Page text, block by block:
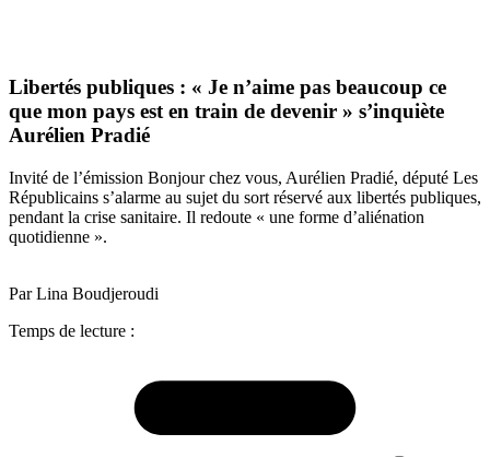
Libertés publiques : « Je n’aime pas beaucoup ce
que mon pays est en train de devenir » s’inquiète
Aurélien Pradié
Invité de l’émission Bonjour chez vous, Aurélien Pradié, député Les
Républicains s’alarme au sujet du sort réservé aux libertés publiques,
pendant la crise sanitaire. Il redoute « une forme d’aliénation
quotidienne ».
Par Lina Boudjeroudi
Temps de lecture :